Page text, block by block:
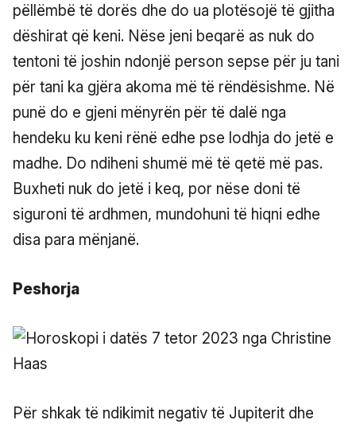
pëllëmbë të dorës dhe do ua plotësojë të gjitha
dëshirat që keni. Nëse jeni beqarë as nuk do
tentoni të joshin ndonjë person sepse për ju tani
për tani ka gjëra akoma më të rëndësishme. Në
punë do e gjeni mënyrën për të dalë nga
hendeku ku keni rënë edhe pse lodhja do jetë e
madhe. Do ndiheni shumë më të qetë më pas.
Buxheti nuk do jetë i keq, por nëse doni të
siguroni të ardhmen, mundohuni të hiqni edhe
disa para mënjanë.
Peshorja
Për shkak të ndikimit negativ të Jupiterit dhe